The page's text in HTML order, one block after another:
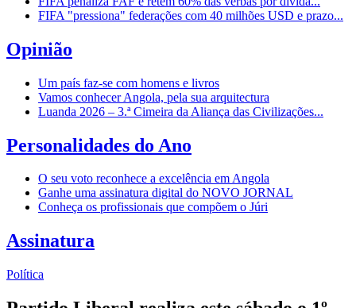
FIFA "pressiona" federações com 40 milhões USD e prazo...
Opinião
Um país faz-se com homens e livros
Vamos conhecer Angola, pela sua arquitectura
Luanda 2026 – 3.ª Cimeira da Aliança das Civilizações...
Personalidades do Ano
O seu voto reconhece a excelência em Angola
Ganhe uma assinatura digital do NOVO JORNAL
Conheça os profissionais que compõem o Júri
Assinatura
Política